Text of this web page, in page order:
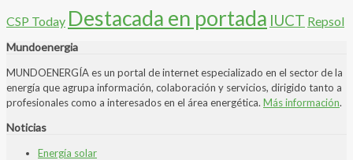
CSP Today Destacada en portada IUCT Repsol
Mundoenergia
MUNDOENERGÍA es un portal de internet especializado en el sector de la
energía que agrupa información, colaboración y servicios, dirigido tanto a
profesionales como a interesados en el área energética. Más información.
Noticias
Energía solar